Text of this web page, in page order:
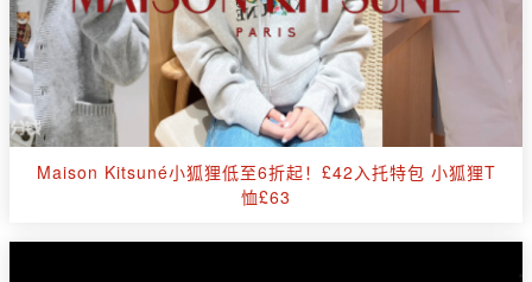
Maison Kitsuné小狐狸低至6折起！£42入托特包 小狐狸T
恤£63